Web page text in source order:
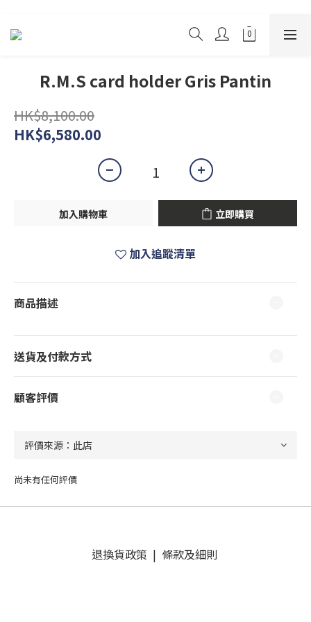
R.M.S card holder Gris Pantin
HK$8,100.00
HK$6,580.00
加入購物車 立即購買
加入追蹤清單
商品描述
送貨及付款方式
顧客評價
尚未有任何評價
退換貨政策 | 條款及細則